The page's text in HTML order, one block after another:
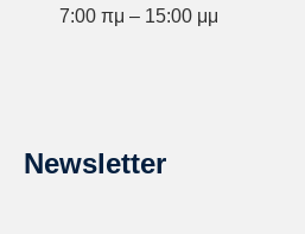
7:00 πμ – 15:00 μμ
Newsletter